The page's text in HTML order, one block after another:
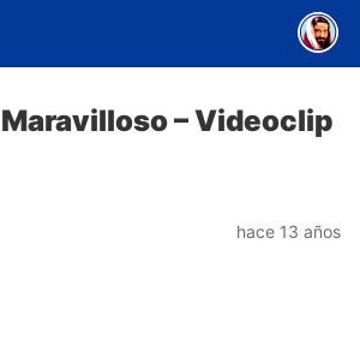
– Videoclip
hace 13 años